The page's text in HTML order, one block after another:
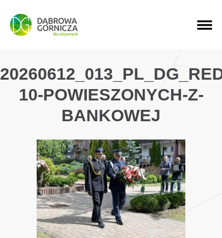
PRZEJDŹ DO MENU GŁÓWNEGO
PRZEJDŹ DO WYSZUKIWARKI
PRZEJDŹ DO TREŚCI
10-POWIESZONYCH-Z-
BANKOWEJ